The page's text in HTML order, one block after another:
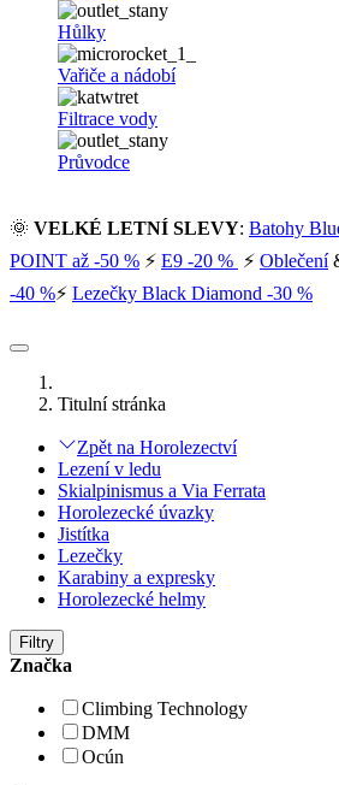
Hůlky
Vařiče a nádobí
Filtrace vody
Průvodce
🌞 VELKÉ LETNÍ SLEVY: Batohy
POINT až -50 % ⚡ E9 -20 % ⚡ Oblečení
-40 %⚡ Lezečky Black Diamond -30 %
Titulní stránka
Zpět na Horolezectví
Lezení v ledu
Skialpinismus a Via Ferrata
Horolezecké úvazky
Jistítka
Lezečky
Karabiny a expresky
Horolezecké helmy
Filtry
Značka
Climbing Technology
DMM
Ocún